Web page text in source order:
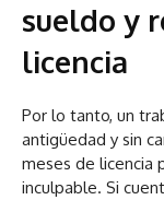
sueldo y
licencia
Por lo tanto, un
antigüedad y sin
meses de licencia
inculpable. Si